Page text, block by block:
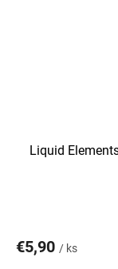
Liquid
€5,90 / ks